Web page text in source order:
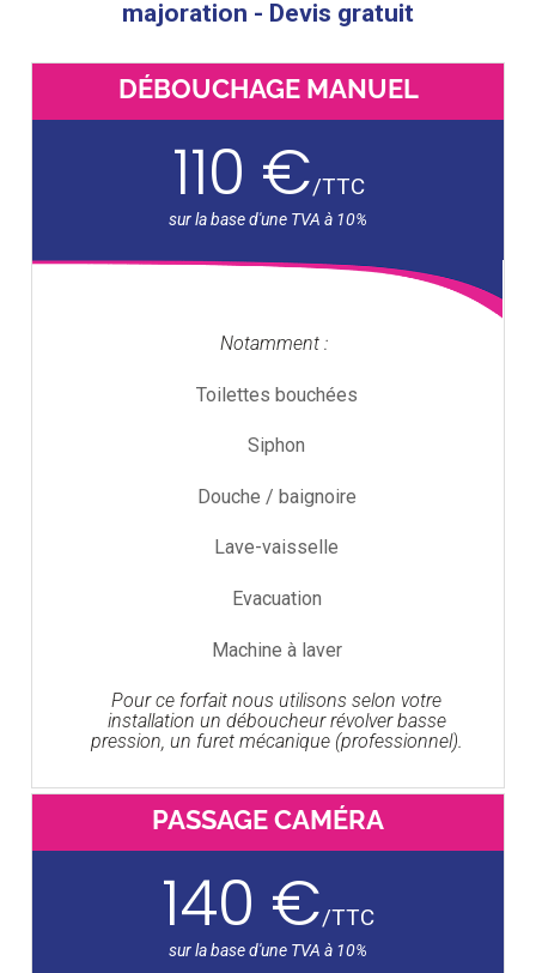
majoration - Devis gratuit
DÉBOUCHAGE MANUEL
110 €/TTC
Notamment :
Toilettes bouchées
Siphon
Douche / baignoire
Lave-vaisselle
Evacuation
Machine à laver
Pour ce forfait nous utilisons selon votre
installation un déboucheur révolver basse
pression, un furet mécanique (professionnel).
PASSAGE CAMÉRA
140 €/TTC